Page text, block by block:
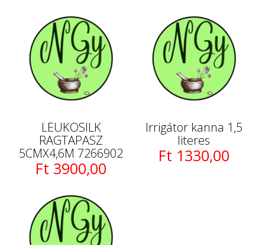
LEUKOSILK
RAGTAPASZ
5CMX4,6M 7266902
Ft 3900,00
Irrigátor kanna 1,5
literes
Ft 1330,00